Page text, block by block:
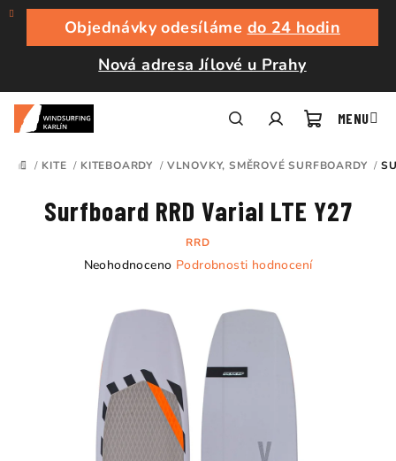
Přejít
obsah
Objednávky odesíláme do 24 hodin
Nová adresa Jílové u Prahy
košík
DOMŮ
/ KITE / KITEBOARDY / VLNOVKY, SMĚROVÉ SURFBOARDY /
Surfboard RRD Varial LTE Y27
RRD
Průměrné
hvězdiček.
Neohodnoceno Podrobnosti hodnocení